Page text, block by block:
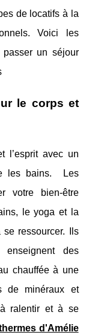
de locatifs à la
Voici les
un séjour
le corps et
l’esprit avec un
les bains. Les
votre bien-être
le yoga et la
ressourcer. Ils
des
chauffée à une
de minéraux et
ralentir et à se
d'Amélie